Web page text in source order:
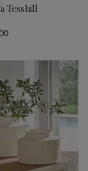
Tesshill